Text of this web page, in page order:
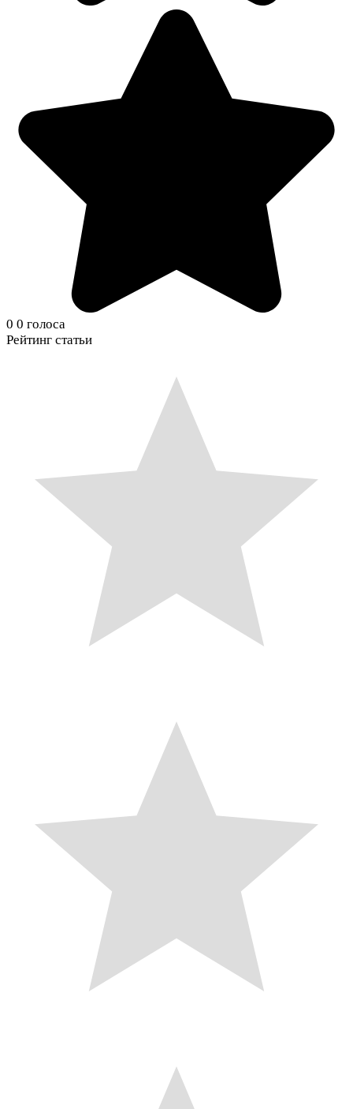
0 0 голоса
Рейтинг статьи